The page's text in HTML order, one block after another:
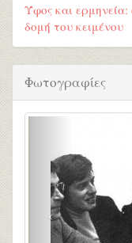
Ύφος και
δομή του κειμένου
Φωτογραφίες